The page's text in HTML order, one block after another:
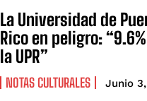
La Universidad de
Rico en peligro:
la UPR”
NOTAS CULTURALES Junio